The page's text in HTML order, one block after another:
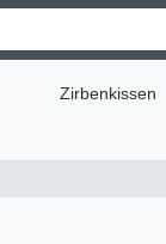
Zirbenkissen